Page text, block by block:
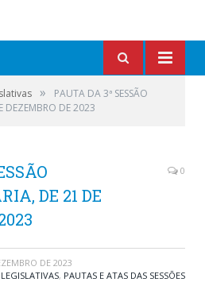
»
PAUTA DA 3ª SESSÃO
DEZEMBRO DE 2023
DE 21 DE
0
DE 2023
, PAUTAS E ATAS DAS SESSÕES